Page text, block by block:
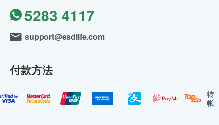
5283 4117
support@esdlife.com
付款方法
转
帐